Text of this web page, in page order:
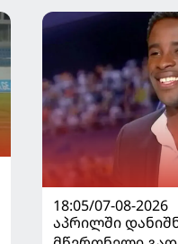
18:05/07-08-2026
აპრილში